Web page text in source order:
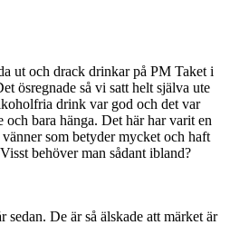
ut och drack drinkar på PM Taket i
ösregnade så vi satt helt själva ute
drink var god och det var
bara hänga. Det här har varit en
som betyder mycket och haft
behöver man sådant ibland?
De är så älskade att märket är